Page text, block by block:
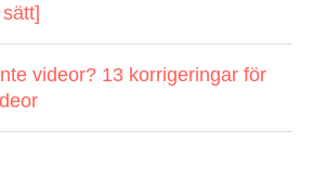
videor? 13 korrigeringar för